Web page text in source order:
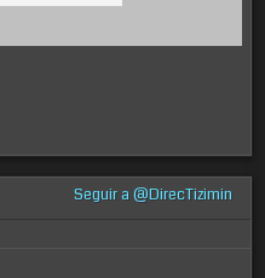
Seguir a @DirecTizimin